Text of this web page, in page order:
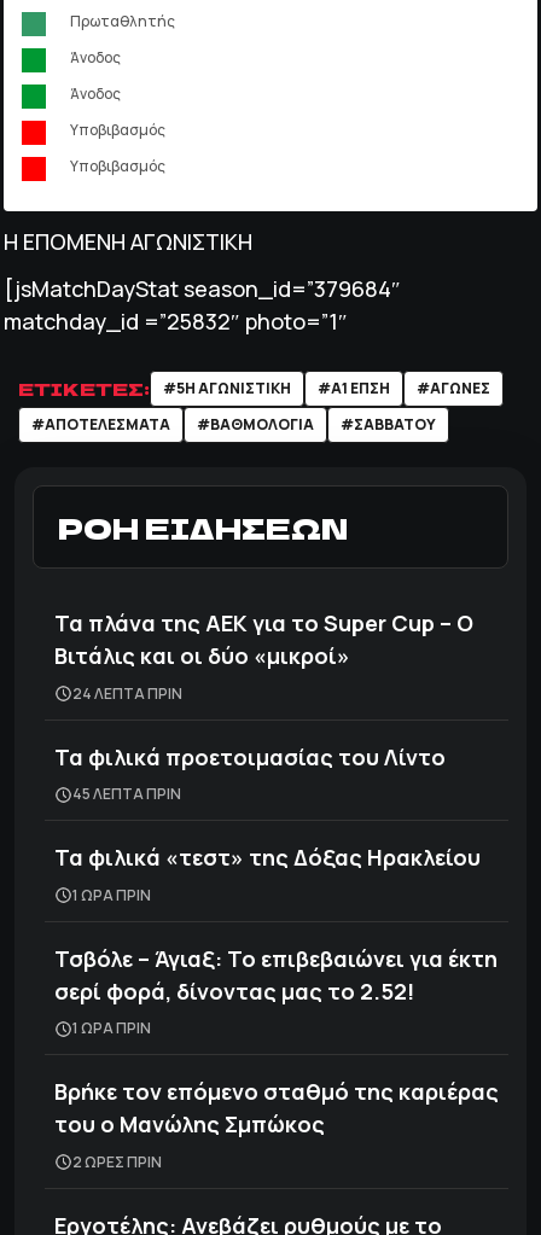
Πρωταθλητής
Άνοδος
Άνοδος
Υποβιβασμός
Υποβιβασμός
Η ΕΠΟΜΕΝΗ ΑΓΩΝΙΣΤΙΚΗ
[jsMatchDayStat season_id=”379684″
matchday_id =”25832″ photo=”1″
ΕΤΙΚΕΤΕΣ: #5Η ΑΓΩΝΙΣΤΙΚΗ #Α1 ΕΠΣΗ
#ΑΓΏΝΕΣ
#ΑΠΟΤΕΛΕΣΜΑΤΑ
#ΒΑΘΜΟΛΟΓΊΑ #ΣΑΒΒΑΤΟΥ
ΡΟΗ ΕΙΔΗΣΕΩΝ
Τα πλάνα της ΑΕΚ για το Super Cup – Ο
Βιτάλις και οι δύο «μικροί»
24 ΛΕΠΤΑ ΠΡΙΝ
Τα φιλικά προετοιμασίας του Λίντο
45 ΛΕΠΤΑ ΠΡΙΝ
Τα φιλικά «τεστ» της Δόξας Ηρακλείου
1 ΩΡΑ ΠΡΙΝ
Τσβόλε – Άγιαξ: Το επιβεβαιώνει για έκτη
σερί φορά, δίνοντας μας το 2.52!
1 ΩΡΑ ΠΡΙΝ
Βρήκε τον επόμενο σταθμό της καριέρας
του ο Μανώλης Σμπώκος
2 ΩΡΕΣ ΠΡΙΝ
Εργοτέλης: Ανεβάζει ρυθμούς με το